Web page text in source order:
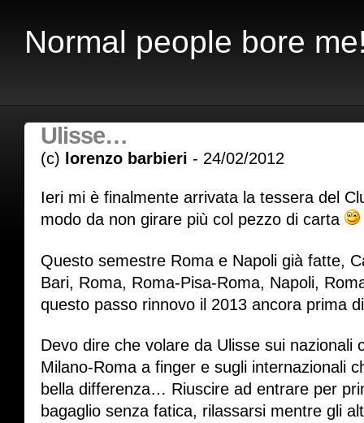
Normal people bore
Ulisse…
(c) lorenzo barbieri - 24/02/2012
Ieri mi è finalmente arrivata la tessera del
modo da non girare più col pezzo di carta
Questo semestre Roma e Napoli già fatte,
Bari, Roma, Roma-Pisa-Roma, Napoli,
questo passo rinnovo il 2013 ancora prima
Devo dire che volare da Ulisse sui nazionali
Milano-Roma a finger e sugli internazionali
bella differenza… Riuscire ad entrare per
bagaglio senza fatica, rilassarsi mentre gli